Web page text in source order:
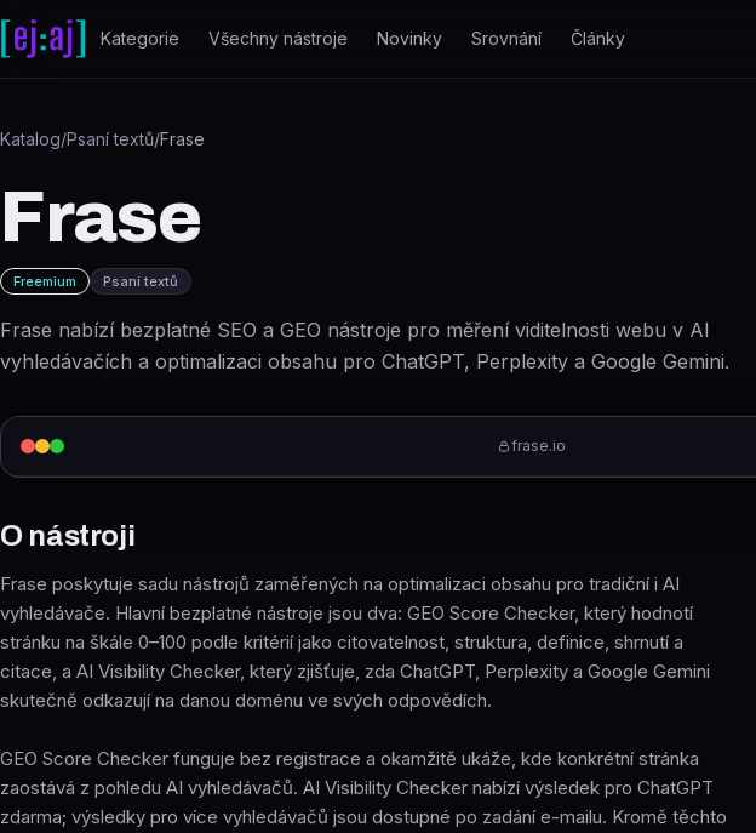
Přeskočit na obsah
Kategorie Všechny nástroje Novinky Srovnání Články
Katalog/Psaní textů/Frase
Frase
Freemium Psaní textů
Frase nabízí bezplatné SEO a GEO nástroje pro měření viditelnosti webu v AI
vyhledávačích a optimalizaci obsahu pro ChatGPT, Perplexity a Google Gemini.
frase.io
O nástroji
Frase poskytuje sadu nástrojů zaměřených na optimalizaci obsahu pro tradiční i AI
vyhledávače. Hlavní bezplatné nástroje jsou dva: GEO Score Checker, který hodnotí
stránku na škále 0–100 podle kritérií jako citovatelnost, struktura, definice, shrnutí a
citace, a AI Visibility Checker, který zjišťuje, zda ChatGPT, Perplexity a Google Gemini
skutečně odkazují na danou doménu ve svých odpovědích.
GEO Score Checker funguje bez registrace a okamžitě ukáže, kde konkrétní stránka
zaostává z pohledu AI vyhledávačů. AI Visibility Checker nabízí výsledek pro ChatGPT
zdarma; výsledky pro více vyhledávačů jsou dostupné po zadání e-mailu. Kromě těchto